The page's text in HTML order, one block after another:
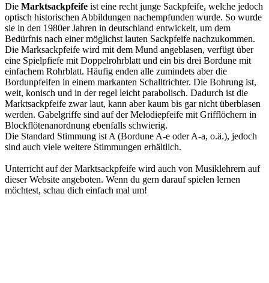
Die Marktsackpfeife ist eine recht junge Sackpfeife, welche jedoch
optisch historischen Abbildungen nachempfunden wurde. So wurde
sie in den 1980er Jahren in deutschland entwickelt, um dem
Bedürfnis nach einer möglichst lauten Sackpfeife nachzukommen.
Die Marksackpfeife wird mit dem Mund angeblasen, verfügt über
eine Spielpfiefe mit Doppelrohrblatt und ein bis drei Bordune mit
einfachem Rohrblatt. Häufig enden alle zumindets aber die
Bordunpfeifen in einem markanten Schalltrichter. Die Bohrung ist,
weit, konisch und in der regel leicht parabolisch. Dadurch ist die
Marktsackpfeife zwar laut, kann aber kaum bis gar nicht überblasen
werden. Gabelgriffe sind auf der Melodiepfeife mit Grifflöchern in
Blockflötenanordnung ebenfalls schwierig.
Die Standard Stimmung ist A (Bordune A-e oder A-a, o.ä.), jedoch
sind auch viele weitere Stimmungen erhältlich.
Unterricht auf der Marktsackpfeife wird auch von Musiklehrern auf
dieser Website angeboten. Wenn du gern darauf spielen lernen
möchtest, schau dich einfach mal um!